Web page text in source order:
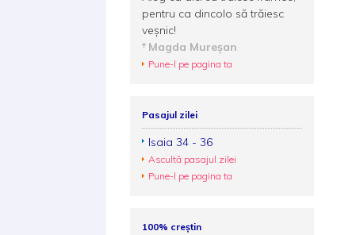
pentru ca dincolo să trăiesc
veșnic!
Magda Mureșan
Pune-l pe pagina ta
Pasajul zilei
Isaia 34 - 36
Ascultă pasajul zilei
Pune-l pe pagina ta
100% creștin